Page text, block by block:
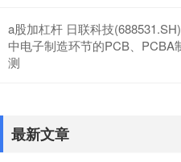
a股加杠杆 日联科技
中电子制造环节的PCB、PCBA
测
最新文章